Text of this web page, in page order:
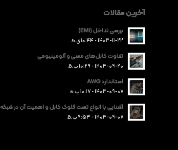
آخرین مقالات
بررسی تداخل (EMI)
1403-11-22 - 10:44 ق.ظ
تفاوت کابل‌های مسی و آلومینیومی
1403-09-20 - 10:29 ب.ظ
استاندارد AWG
1403-09-07 - 10:17 ب.ظ
آشنایی با انواع تست فلوک کابل و اهمیت آن در شبکه‌
1403-09-07 - 9:53 ب.ظ